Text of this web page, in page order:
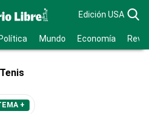
Edición USA
Política Mundo Economía
Tenis
+